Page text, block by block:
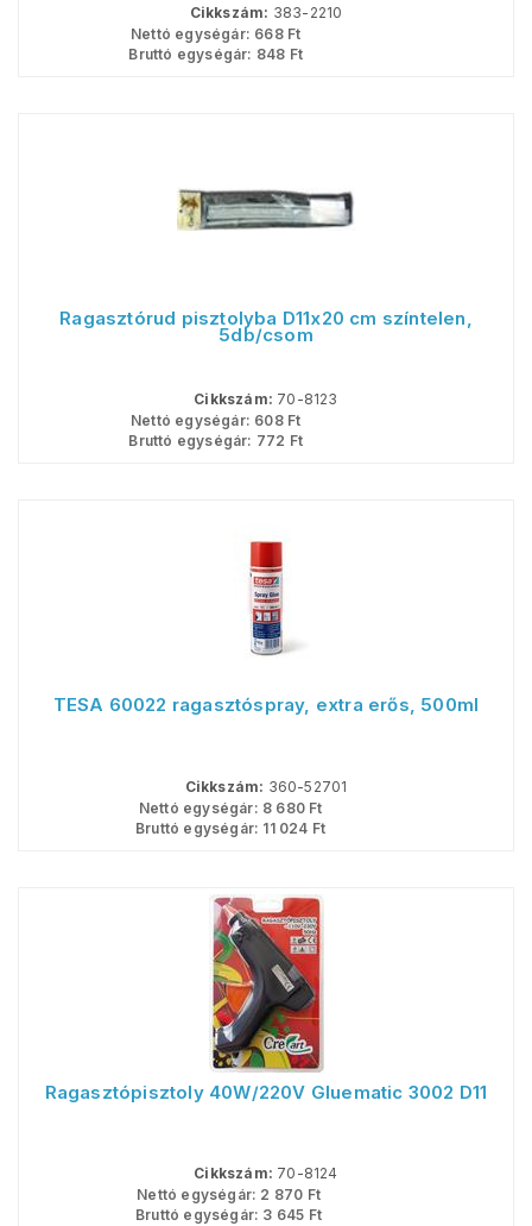
Cikkszám: 383-2210
Nettó egységár: 668Ft
Bruttó egységár: 848 Ft
Ragasztórud pisztolyba D11x20 cm színtelen,
5db/csom
Cikkszám: 70-8123
Nettó egységár: 608Ft
Bruttó egységár: 772 Ft
TESA 60022 ragasztóspray, extra erős, 500ml
Cikkszám: 360-52701
Nettó egységár: 8 680Ft
Bruttó egységár: 11 024 Ft
Ragasztópisztoly 40W/220V Gluematic 3002 D11
Cikkszám: 70-8124
Nettó egységár: 2 870 Ft
Bruttó egységár: 3 645 Ft